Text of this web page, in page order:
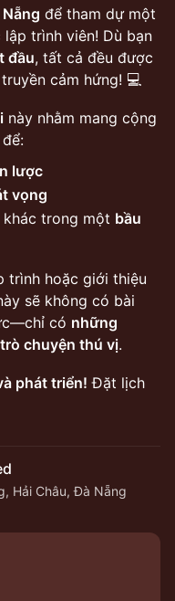
để tham dự một
trình viên! Dù bạn
đầu, tất cả đều được
cảm hứng! 💻
này nhằm mang cộng
lược
vọng
trong một bầu
trình hoặc giới thiệu
sẽ không có bài
có những
chuyện thú vị.
phát triển! Đặt lịch
Hải Châu, Đà Nẵng